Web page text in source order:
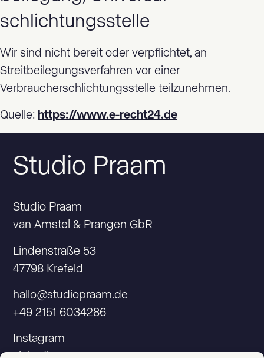
schlichtungs­stelle
Wir sind nicht bereit oder verpflichtet, an
Streitbeilegungsverfahren vor einer
Verbraucherschlichtungsstelle teilzunehmen.
Quelle: https://www.e-recht24.de
Studio Praam
Studio Praam
van Amstel & Prangen GbR
Lindenstraße 53
47798 Krefeld
hallo@studiopraam.de
+49 2151 6034286
Instagram